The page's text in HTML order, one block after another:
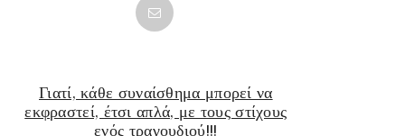
Γιατί, κάθε συναίσθημα μπορεί να
εκφραστεί, έτσι απλά, με τους στίχους
ενός τραγουδιού!!!